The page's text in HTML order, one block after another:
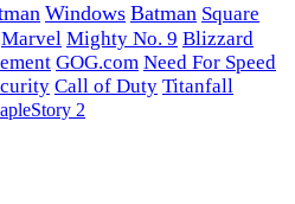
Windows Batman Square
Marvel Mighty No. 9 Blizzard
GOG.com Need For Speed
Call of Duty Titanfall
2